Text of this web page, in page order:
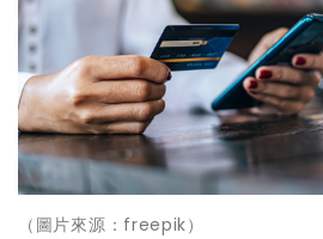
（圖片來源：freepik）